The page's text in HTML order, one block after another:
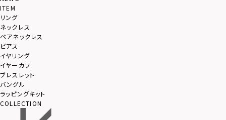
ITEM
リング
ネックレス
ペアネックレス
ピアス
イヤリング
イヤーカフ
ブレスレット
バングル
ラッピングキット
COLLECTION